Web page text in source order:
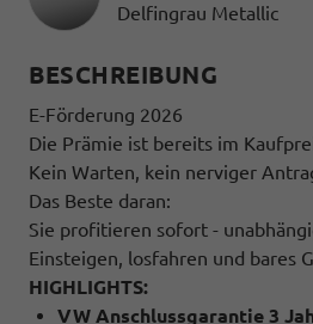
Delfingrau Metallic
BESCHREIBUNG
E-Förderung 2026
Die Prämie ist bereits im
Kein Warten, kein nerviger
Das Beste daran:
Sie profitieren sofort -
Einsteigen, losfahren und bares
HIGHLIGHTS:
VW Anschlussgarantie 3